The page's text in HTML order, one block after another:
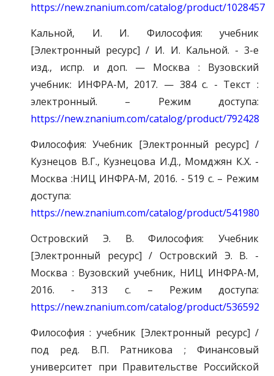
https://new.znanium.com/catalog/product/1028457
Кальной, И. И. Философия: учебник
[Электронный ресурс] / И. И. Кальной. - 3-е
изд., испр. и доп. — Москва : Вузовский
учебник: ИНФРА-М, 2017. — 384 с. - Текст :
электронный. – Режим доступа:
https://new.znanium.com/catalog/product/792428
Философия: Учебник [Электронный ресурс] /
Кузнецов В.Г., Кузнецова И.Д., Момджян К.Х. -
Москва :НИЦ ИНФРА-М, 2016. - 519 с. – Режим
доступа:
https://new.znanium.com/catalog/product/541980
Островский Э. В. Философия: Учебник
[Электронный ресурс] / Островский Э. В. -
Москва : Вузовский учебник, НИЦ ИНФРА-М,
2016. - 313 с. – Режим доступа:
https://new.znanium.com/catalog/product/536592
Философия : учебник [Электронный ресурс] /
под ред. В.П. Ратникова ; Финансовый
университет при Правительстве Российской